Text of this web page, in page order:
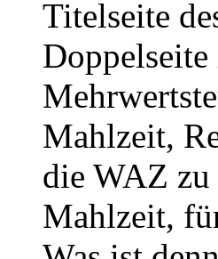
Titelseite
Mahlzeit,
die WAZ zu
Mahlzeit,